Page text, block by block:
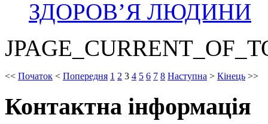
ЗДОРОВ’Я ЛЮДИНИ
<< Початок < Попередня 1 2 3 4 5 6 7 8 Наступна > Кінець >>
Контактна інформація